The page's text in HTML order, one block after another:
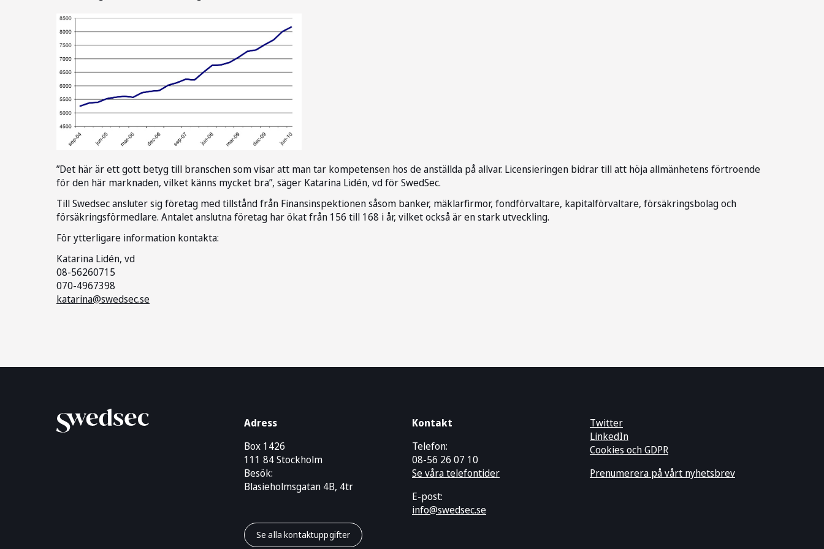
”Det här är ett gott betyg till branschen som visar att man tar kompetensen hos de anställda på allvar. Licensieringen bidrar till att höja allmänhetens förtroende
för den här marknaden, vilket känns mycket bra”, säger Katarina Lidén, vd för SwedSec.
Till Swedsec ansluter sig företag med tillstånd från Finansinspektionen såsom banker, mäklarfirmor, fondförvaltare, kapitalförvaltare, försäkringsbolag och
försäkringsförmedlare. Antalet anslutna företag har ökat från 156 till 168 i år, vilket också är en stark utveckling.
För ytterligare information kontakta:
Katarina Lidén, vd
08-56260715
070-4967398
katarina@swedsec.se
Adress
Box 1426
111 84 Stockholm
Besök:
Blasieholmsgatan 4B, 4tr
Se alla kontaktuppgifter
Kontakt
Telefon:
08-56 26 07 10
Se våra telefontider
E-post:
info@swedsec.se
Twitter
LinkedIn
Cookies och GDPR
Prenumerera på vårt nyhetsbrev